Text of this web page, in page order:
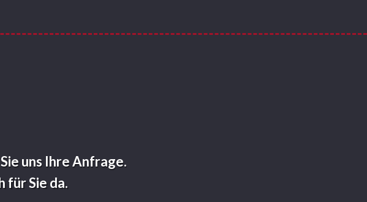
uns Ihre Anfrage.
für Sie da.